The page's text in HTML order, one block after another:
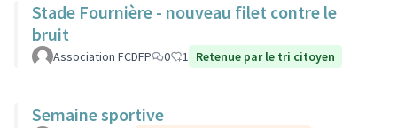
Stade Fournière - nouveau filet contre le
bruit
Association FCDFP 0 1 Retenue par le tri citoyen
Semaine sportive